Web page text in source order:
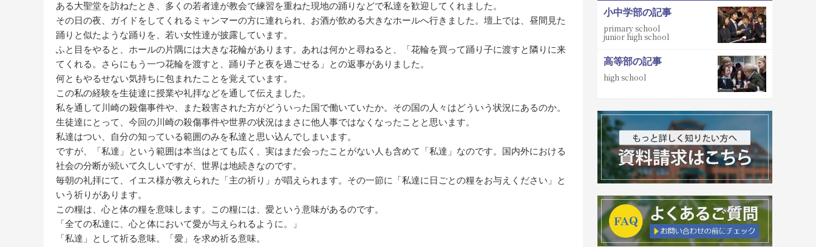
ある大聖堂を訪ねたとき、多くの若者達が教会で練習を重ねた現地の踊りなどで私達を歓迎してくれました。
その日の夜、ガイドをしてくれるミャンマーの方に連れられ、お酒が飲める大きなホールへ行きました。壇上では、昼間見た
踊りと似たような踊りを、若い女性達が披露しています。
ふと目をやると、ホールの片隅には大きな花輪があります。あれは何かと尋ねると、「花輪を買って踊り子に渡すと隣りに来
てくれる。さらにもう一つ花輪を渡すと、踊り子と夜を過ごせる」との返事がありました。
何ともやるせない気持ちに包まれたことを覚えています。
この私の経験を生徒達に授業や礼拝などを通して伝えました。
私を通して川崎の殺傷事件や、また殺害された方がどういった国で働いていたか。その国の人々はどういう状況にあるのか。
生徒達にとって、今回の川崎の殺傷事件や世界の状況はまさに他人事ではなくなったことと思います。
私達はつい、自分の知っている範囲のみを私達と思い込んでしまいます。
ですが、「私達」という範囲は本当はとても広く、実はまだ会ったことがない人も含めて「私達」なのです。国内外における
社会の分断が続いて久しいですが、世界は地続きなのです。
毎朝の礼拝にて、イエス様が教えられた「主の祈り」が唱えられます。その一節に「私達に日ごとの糧をお与えください」と
いう祈りがあります。
この糧は、心と体の糧を意味します。この糧には、愛という意味があるのです。
「全ての私達に、心と体において愛が与えられるように。」
「私達」として祈る意味。「愛」を求め祈る意味。
小中学部の記事
primary school
junior high school
高等部の記事
high school